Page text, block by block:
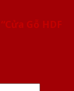
Gỗ HDF